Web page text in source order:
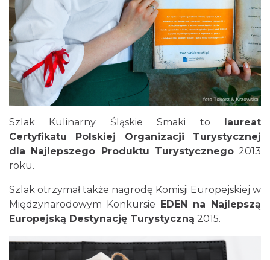
22 Restauracja Liburnia (Hotel Liburnia)
23 Restauracja z Ikrą
24 Restauracja Chata Olimpijczyka Jasia i Helenki
25 Restauracja Złoty Groń (Złoty Groń Resort & Spa)
26 Karczma Złoty Groń (Złoty Groń Resort & Spa)
Szlak Kulinarny Śląskie Smaki to
laureat
Certyfikatu Polskiej Organizacji Turystycznej
dla Najlepszego Produktu Turystycznego2013
roku.
Szlak otrzymał także nagrodę Komisji Europejskiej w
Międzynarodowym Konkursie
EDEN na Najlepszą
Europejską Destynację Turystyczną 2015.